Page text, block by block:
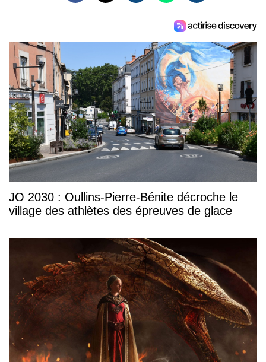
JO 2030 : Oullins-Pierre-Bénite décroche le
village des athlètes des épreuves de glace